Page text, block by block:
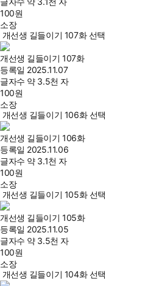
100원
소장
개선생 길들이기 107화 선택
개선생 길들이기 107화
등록일 2025.11.07
글자수 약 3.5천 자
100원
소장
개선생 길들이기 106화 선택
개선생 길들이기 106화
등록일 2025.11.06
글자수 약 3.1천 자
100원
소장
개선생 길들이기 105화 선택
개선생 길들이기 105화
등록일 2025.11.05
글자수 약 3.5천 자
100원
소장
개선생 길들이기 104화 선택